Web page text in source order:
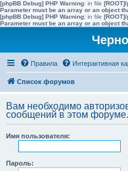
[phpBB Debug] PHP Warning: in file
Parameter must be an array or an object
[phpBB Debug] PHP Warning: in file
Parameter must be an array or an object
Правила Интерактивная
Список форумов
Вам необходимо
сообщений в этом форуме.
Имя пользователя:
Пароль: